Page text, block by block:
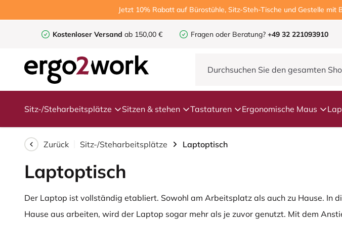
Jetzt 10% Rabatt auf Bürostühle, Sitz-Steh-Tische und Gestelle
Kostenloser Versand ab 150,00 € Fragen oder Beratung? +49 32 221093910
Sitz-/Steharbeitsplätze Sitzen & stehen Tastaturen Ergonomische Maus
Zurück Sitz-/Steharbeitsplätze Laptoptisch
Laptoptisch
Der Laptop ist vollständig etabliert. Sowohl am Arbeitsplatz als auch zu Hause. In
Hause aus arbeiten, wird der Laptop sogar mehr als je zuvor genutzt. Mit dem